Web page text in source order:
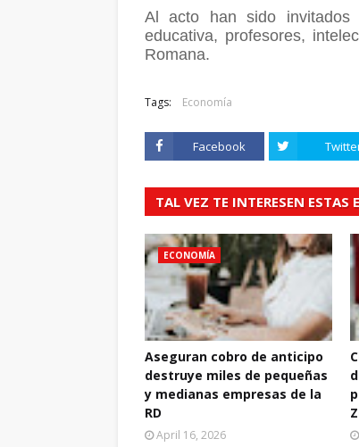
Al acto han sido invitados
educativa, profesores,
Romana.
Tags: Economía
Facebook
TAL VEZ TE INTERESEN ESTAS
ECONOMÍA
Aseguran cobro de anticipo
destruye miles de pequeñas
y medianas empresas de la
RD
April 16, 2026